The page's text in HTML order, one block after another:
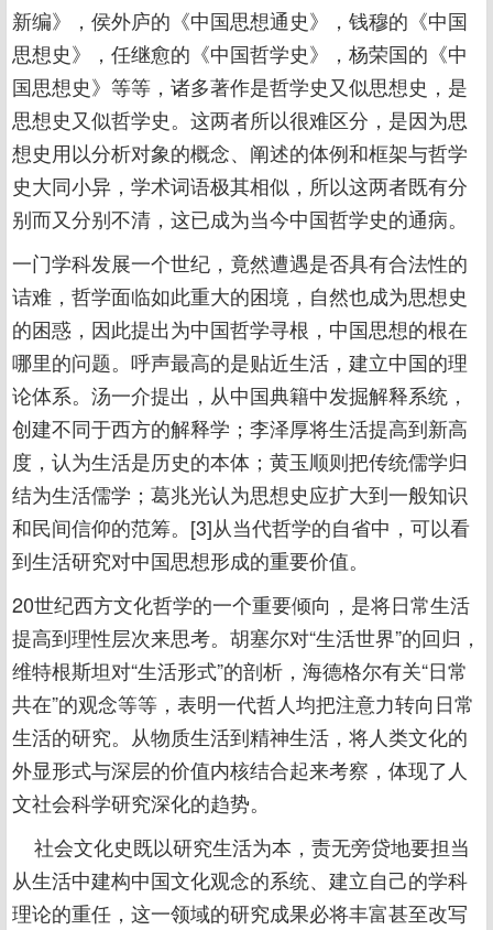
新编》，侯外庐的《中国思想通史》，钱穆的《中国
思想史》，任继愈的《中国哲学史》，杨荣国的《中
国思想史》等等，诸多著作是哲学史又似思想史，是
思想史又似哲学史。这两者所以很难区分，是因为思
想史用以分析对象的概念、阐述的体例和框架与哲学
史大同小异，学术词语极其相似，所以这两者既有分
别而又分别不清，这已成为当今中国哲学史的通病。
一门学科发展一个世纪，竟然遭遇是否具有合法性的
诘难，哲学面临如此重大的困境，自然也成为思想史
的困惑，因此提出为中国哲学寻根，中国思想的根在
哪里的问题。呼声最高的是贴近生活，建立中国的理
论体系。汤一介提出，从中国典籍中发掘解释系统，
创建不同于西方的解释学；李泽厚将生活提高到新高
度，认为生活是历史的本体；黄玉顺则把传统儒学归
结为生活儒学；葛兆光认为思想史应扩大到一般知识
和民间信仰的范筹。[3]从当代哲学的自省中，可以看
到生活研究对中国思想形成的重要价值。
20世纪西方文化哲学的一个重要倾向，是将日常生活
提高到理性层次来思考。胡塞尔对“生活世界”的回归，
维特根斯坦对“生活形式”的剖析，海德格尔有关“日常
共在”的观念等等，表明一代哲人均把注意力转向日常
生活的研究。从物质生活到精神生活，将人类文化的
外显形式与深层的价值内核结合起来考察，体现了人
文社会科学研究深化的趋势。
社会文化史既以研究生活为本，责无旁贷地要担当
从生活中建构中国文化观念的系统、建立自己的学科
理论的重任，这一领域的研究成果必将丰富甚至改写